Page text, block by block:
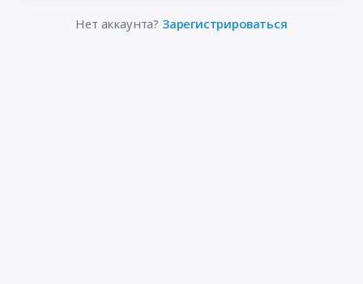
Нет аккаунта? Зарегистрироваться